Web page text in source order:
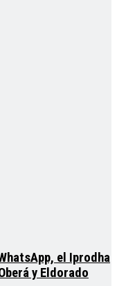
el Iprodha
y Eldorado